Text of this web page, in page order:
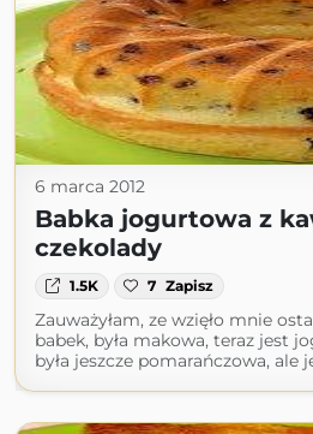
6 marca 2012
Babka jogurtowa z
czekolady
1.5K 7 Zapisz
Zauważyłam, ze wzięło mnie
babek, była makowa, teraz jest
była jeszcze pomarańczowa, ale